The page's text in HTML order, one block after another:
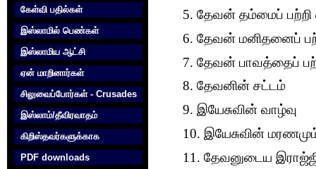
கேள்வி பதில்கள்
இஸ்லாமில் பெண்கள்
இஸ்லாமிய ஆட்சி
ஏன் மாறினார்கள்
சிலுவைப்போர்கள் - Crusades
இஸ்லாம்/தீவிரவாதம்
கிறிஸ்தவர்களுக்காக‌
PDF downloads
5. தேவன் தம்மைப்
6. தேவன் மனிதனைப்
7. தேவன் பாவத்தைப்
8. தேவனின் சட்டம்
9. இயேசுவின் வாழ்வு
10. இயேசுவின்
11. தேவனுடைய